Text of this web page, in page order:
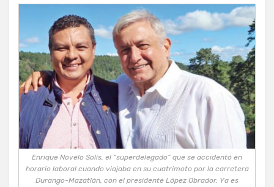
Enrique Novelo Solís, el “superdelegado” que se accidentó en
horario laboral cuando viajaba en su cuatrimoto por la carretera
Durango-Mazatlán, con el presidente López Obrador. Ya es